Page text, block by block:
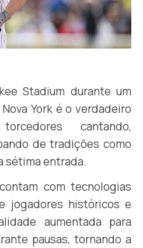
Stadium durante um
York é o verdadeiro
cantando,
de tradições como
sétima entrada.
com tecnologias
jogadores históricos e
aumentada para
pausas, tornando a